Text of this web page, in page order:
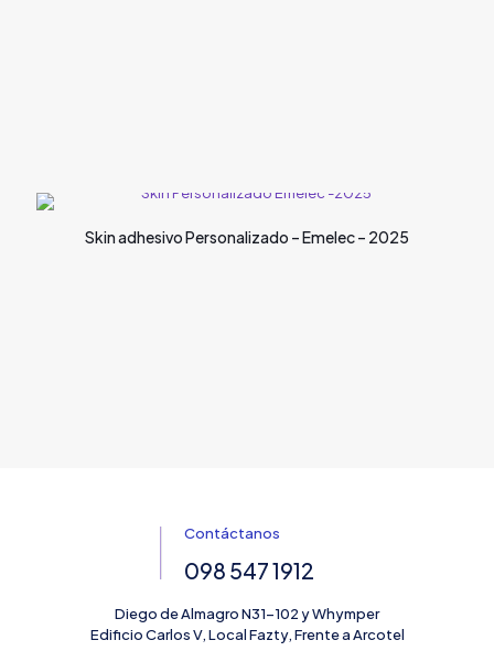
Skin adhesivo Personalizado – Emelec – 2025
Contáctanos
098 547 1912
Diego de Almagro N31-102 y Whymper
Edificio Carlos V, Local Fazty, Frente a Arcotel